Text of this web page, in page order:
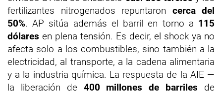
fertilizantes nitrogenados repuntaron cerca del
50%. AP sitúa además el barril en torno a 115
dólares en plena tensión. Es decir, el shock ya no
afecta solo a los combustibles, sino también a la
electricidad, al transporte, a la cadena alimentaria
y a la industria química. La respuesta de la AIE —
la liberación de 400 millones de barriles de